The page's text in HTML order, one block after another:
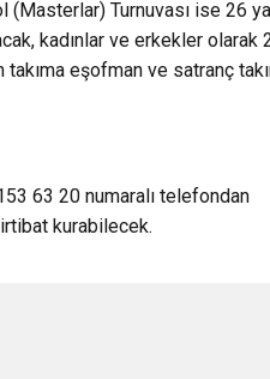
Turnuvası ise 26
kadınlar ve erkekler
eşofman ve satranç
63 20 numaralı telefondan
kurabilecek.